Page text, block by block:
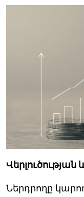
Ներդրողը